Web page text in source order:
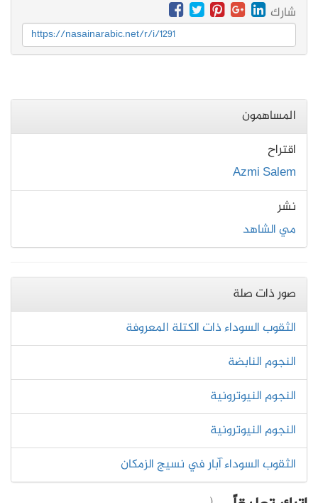
شارك
https://nasainarabic.net/r/i/1291
المساهمون
اقتراح
Azmi Salem
نشر
مي الشاهد
صور ذات صلة
ﺍﻟﺜﻘﻮﺏ ﺍﻟﺴﻮﺩﺍﺀ ﺫﺍﺕ ﺍﻟﻜﺘﻠﺔ ﺍﻟﻤﻌﺮﻭﻓﺔ
النجوم النابضة
النجوم النيوترونية
النجوم النيوترونية
الثقوب السوداء آبار في نسيج الزمكان